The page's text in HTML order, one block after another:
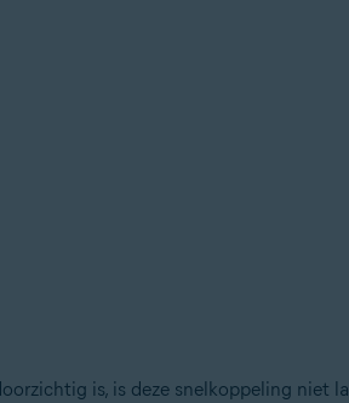
is, is deze snelkoppeling niet